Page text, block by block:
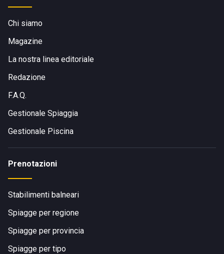
Chi siamo
Magazine
La nostra linea editoriale
Redazione
F.A.Q.
Gestionale Spiaggia
Gestionale Piscina
Prenotazioni
Stabilimenti balneari
Spiagge per regione
Spiagge per provincia
Spiagge per tipo